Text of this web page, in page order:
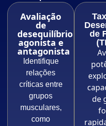
Avaliação
de
desequilíbrio
agonista e
antagonista
Identifique
relações
críticas entre
grupos
musculares,
como
de
de